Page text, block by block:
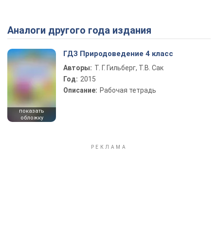
Play Video
Аналоги другого года издания
показать
обложку
ГДЗ Природоведение 4 класс
Авторы: Т. Г. Гильберг, Т.В. Сак
Год: 2015
Описание: Рабочая тетрадь